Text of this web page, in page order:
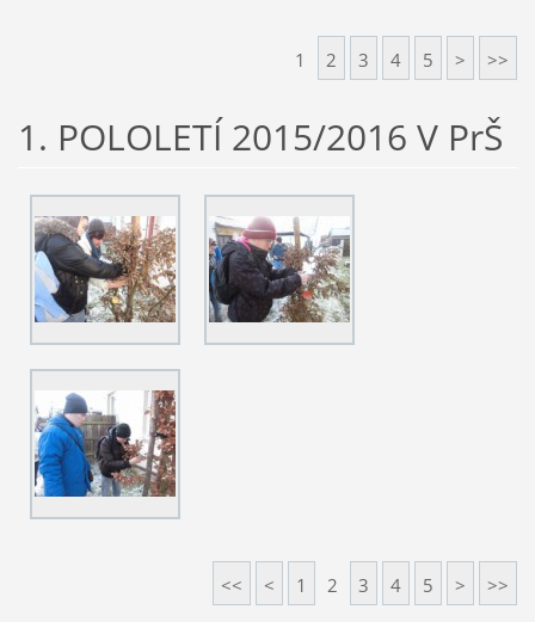
1 2 3 4 5 > >>
1. POLOLETÍ 2015/2016 V PrŠ
<< < 1 2 3 4 5 > >>